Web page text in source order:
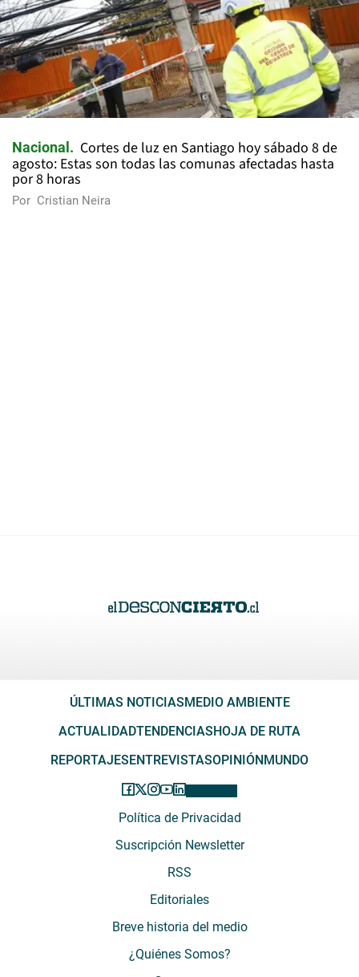
Nacional
Cortes de luz en Santiago hoy sábado 8 de
agosto: Estas son todas las comunas afectadas hasta
por 8 horas
Por Cristian Neira
ÚLTIMAS NOTICIASMEDIO AMBIENTE
ACTUALIDADTENDENCIASHOJA DE RUTA
REPORTAJESENTREVISTASOPINIÓNMUNDO
Política de Privacidad
Suscripción Newsletter
RSS
Editoriales
Breve historia del medio
¿Quiénes Somos?